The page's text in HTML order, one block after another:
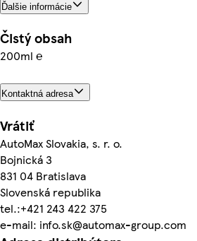
Ďalšie informácie
Čistý obsah
200ml ℮
Kontaktná adresa
Vrátiť
AutoMax Slovakia, s. r. o.
Bojnická 3
831 04 Bratislava
Slovenská republika
tel.:+421 243 422 375
e-mail: info.sk@automax-group.com